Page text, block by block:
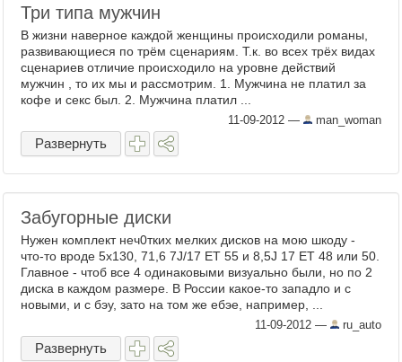
Три типа мужчин
В жизни наверное каждой женщины происходили романы,
развивающиеся по трём сценариям. Т.к. во всех трёх видах
сценариев отличие происходило на уровне действий
мужчин , то их мы и рассмотрим. 1. Мужчина не платил за
кофе и секс был. 2. Мужчина платил ...
11-09-2012 — man_woman
Развернуть
Забугорные диски
Нужен комплект неч0тких мелких дисков на мою шкоду -
что-то вроде 5x130, 71,6 7J/17 ET 55 и 8,5J 17 ET 48 или 50.
Главное - чтоб все 4 одинаковыми визуально были, но по 2
диска в каждом размере. В России какое-то западло и с
новыми, и с бэу, зато на том же ебэе, например, ...
11-09-2012 — ru_auto
Развернуть